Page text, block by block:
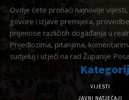
Ovdje ćete pronaći najnovije
govore i izjave premijera,
prijenose različitih događanja u
Prijedlozima, pitanjima,
sudjeluj i utječi na rad Županije
VIJESTI
JAVNI NATJEČAJI